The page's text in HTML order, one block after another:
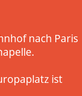
nach Paris
ist